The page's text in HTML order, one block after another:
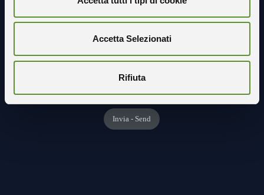
Accetta Selezionati
Rifiuta